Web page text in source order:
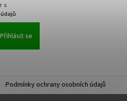
s
Přihlásit se
Podmínky ochrany osobních údajů